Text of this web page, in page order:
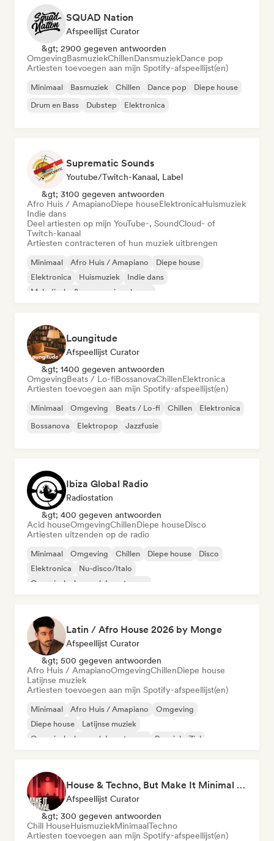
SQUAD Nation
Afspeellijst Curator
&gt; 2900 gegeven antwoorden
OmgevingBasmuziekChillenDansmuziekDance pop
Artiesten toevoegen aan mijn Spotify-afspeellijst(en)
Minimaal Basmuziek Chillen Dance pop
Diepe house
Drum en Bass
Dubstep Elektronica
Suprematic Sounds
Youtube/Twitch-Kanaal, Label
&gt; 3100 gegeven antwoorden
Afro Huis / AmapianoDiepe houseElektronicaHuismuziek
Indie dans
Deel artiesten op mijn YouTube-, SoundCloud- of
Twitch-kanaal
Artiesten contracteren of hun muziek uitbrengen
Minimaal Afro Huis / Amapiano
Diepe house
Elektronica
Huismuziek
Indie dans
Melodische & progressieve house
Loungitude
Afspeellijst Curator
&gt; 1400 gegeven antwoorden
OmgevingBeats / Lo-fiBossanovaChillenElektronica
Artiesten toevoegen aan mijn Spotify-afspeellijst(en)
Minimaal Omgeving Beats / Lo-fi Chillen
Elektronica
Bossanova
Elektropop Jazzfusie
Ibiza Global Radio
Radiostation
&gt; 400 gegeven antwoorden
Acid houseOmgevingChillenDiepe houseDisco
Artiesten uitzenden op de radio
Minimaal Omgeving Chillen Diepe house
Disco
Elektronica
Nu-disco/Italo
Organische house / downtempo
Latin / Afro House 2026 by Monge
Afspeellijst Curator
&gt; 500 gegeven antwoorden
Afro Huis / AmapianoOmgevingChillenDiepe house
Latijnse muziek
Artiesten toevoegen aan mijn Spotify-afspeellijst(en)
Minimaal Afro Huis / Amapiano
Omgeving
Diepe house
Latijnse muziek
Organische house / downtempo
Popziel Ziel
House & Techno, But Make It Minimal 🎚️ Tech House & Melodic Grooves
Afspeellijst Curator
&gt; 300 gegeven antwoorden
Chill HouseHuismuziekMinimaalTechno
Artiesten toevoegen aan mijn Spotify-afspeellijst(en)